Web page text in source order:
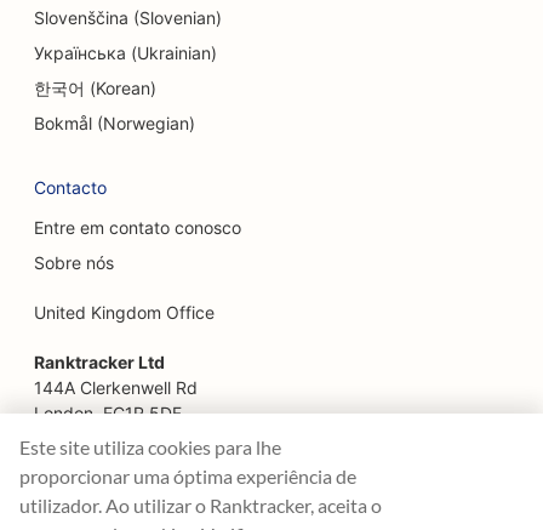
SEO para serviços de lifting facial
SEO para restaurantes familiares
SEO para planejadores financeiros
SEO para serviços financeiros
SEO para floristas
SEO para Food Trucks
Slovenščina (Slovenian)
Українська (Ukrainian)
한국어 (Korean)
Bokmål (Norwegian)
Contacto
Entre em contato conosco
Sobre nós
United Kingdom Office
Ranktracker Ltd
144A Clerkenwell Rd
London, EC1R 5DF
Company No: 08820809
Este site utiliza cookies para lhe
proporcionar uma óptima experiência de
utilizador. Ao utilizar o Ranktracker, aceita o